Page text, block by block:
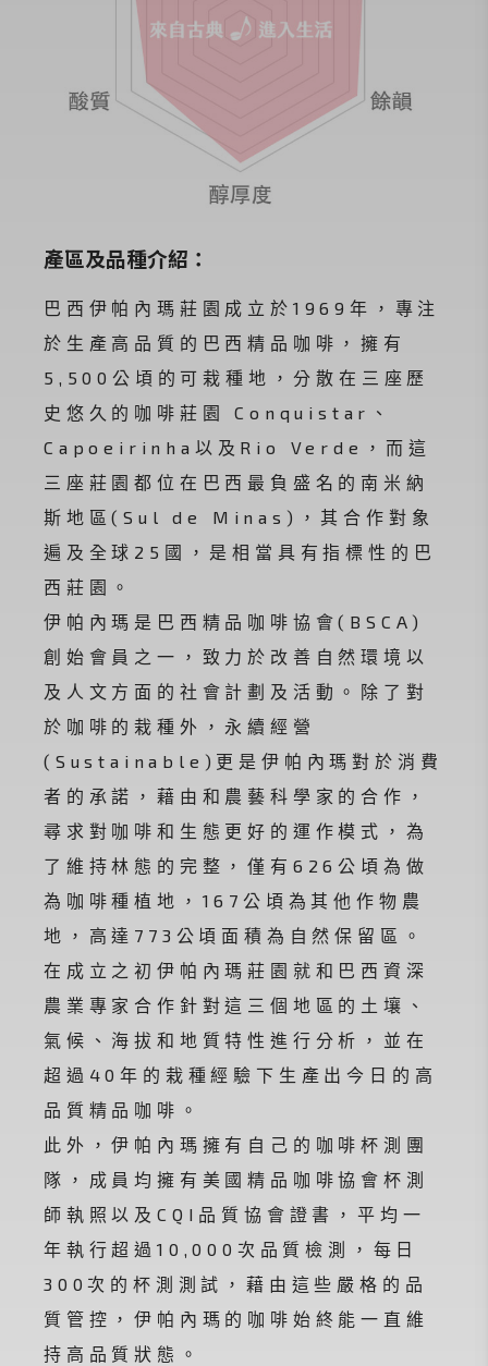
產區及品種介紹：
巴西伊帕內瑪莊園成立於1969年，專注
於生產高品質的巴西精品咖啡，擁有
5,500公頃的可栽種地，分散在三座歷
史悠久的咖啡莊園 Conquistar、
Capoeirinha以及Rio Verde，而這
三座莊園都位在巴西最負盛名的南米納
斯地區(Sul de Minas)，其合作對象
遍及全球25國，是相當具有指標性的巴
西莊園。
伊帕內瑪是巴西精品咖啡協會(BSCA)
創始會員之一，致力於改善自然環境以
及人文方面的社會計劃及活動。除了對
於咖啡的栽種外，永續經營
(Sustainable)更是伊帕內瑪對於消費
者的承諾，藉由和農藝科學家的合作，
尋求對咖啡和生態更好的運作模式，為
了維持林態的完整，僅有626公頃為做
為咖啡種植地，167公頃為其他作物農
地，高達773公頃面積為自然保留區。
在成立之初伊帕內瑪莊園就和巴西資深
農業專家合作針對這三個地區的土壤、
氣候、海拔和地質特性進行分析，並在
超過40年的栽種經驗下生產出今日的高
品質精品咖啡。
此外，伊帕內瑪擁有自己的咖啡杯測團
隊，成員均擁有美國精品咖啡協會杯測
師執照以及CQI品質協會證書，平均一
年執行超過10,000次品質檢測，每日
300次的杯測測試，藉由這些嚴格的品
質管控，伊帕內瑪的咖啡始終能一直維
持高品質狀態。